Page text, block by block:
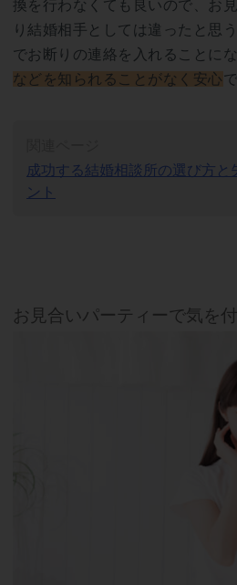
換を行わなくても良いので、お
り結婚相手としては違ったと思
でお断りの連絡を入れることにな
などを知られることがなく安心
成功する結婚相談所の選び方と
ント
お見合いパーティーで気を